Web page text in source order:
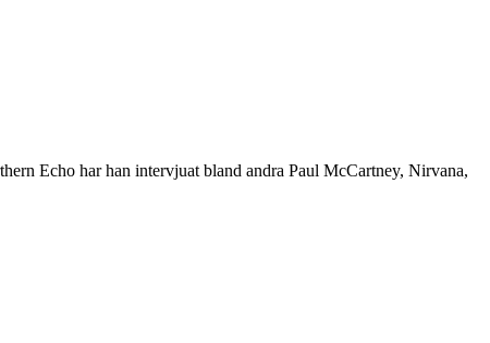
Echo har han intervjuat bland andra Paul McCartney, Nirvana,